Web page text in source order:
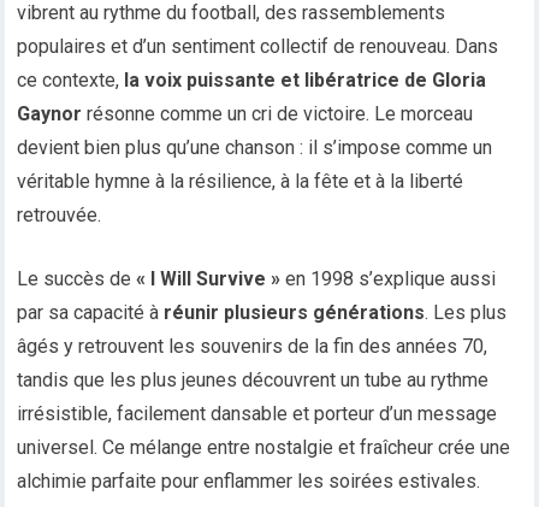
vibrent au rythme du football, des rassemblements
populaires et d’un sentiment collectif de renouveau. Dans
ce contexte, la voix puissante et libératrice de Gloria
Gaynor résonne comme un cri de victoire. Le morceau
devient bien plus qu’une chanson : il s’impose comme un
véritable hymne à la résilience, à la fête et à la liberté
retrouvée.
Le succès de« I Will Survive » en 1998 s’explique aussi
par sa capacité à réunir plusieurs générations. Les plus
âgés y retrouvent les souvenirs de la fin des années 70,
tandis que les plus jeunes découvrent un tube au rythme
irrésistible, facilement dansable et porteur d’un message
universel. Ce mélange entre nostalgie et fraîcheur crée une
alchimie parfaite pour enflammer les soirées estivales.